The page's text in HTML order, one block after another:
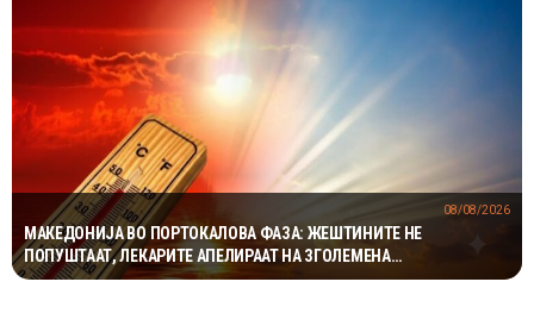
МАКЕДОНИЈА ВО ПОРТОКАЛОВА ФАЗА: ЖЕШТИНИТЕ НЕ
ПОПУШТААТ, ЛЕКАРИТЕ АПЕЛИРААТ НА ЗГОЛЕМЕНА
ПРЕТПАЗЛИВОСТ
08/08/2026